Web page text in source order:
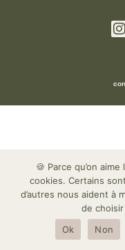
🍪 Parce qu’on
cookies. Certains
d’autres nous aident à
de
Ok
Non